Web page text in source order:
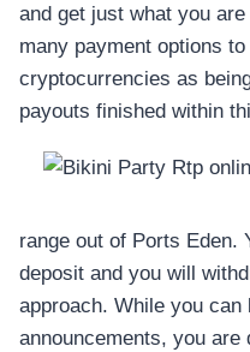
and get just what you
many payment options
cryptocurrencies as
payouts finished within
range out of Ports Eden.
deposit and you will
approach. While you can
announcements, you are